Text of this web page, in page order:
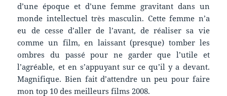
d’une époque et d’une femme gravitant dans un
monde intellectuel très masculin. Cette femme n’a
eu de cesse d’aller de l’avant, de réaliser sa vie
comme un film, en laissant (presque) tomber les
ombres du passé pour ne garder que l’utile et
l’agréable, et en s’appuyant sur ce qu’il y a devant.
Magnifique. Bien fait d’attendre un peu pour faire
mon top 10 des meilleurs films 2008.